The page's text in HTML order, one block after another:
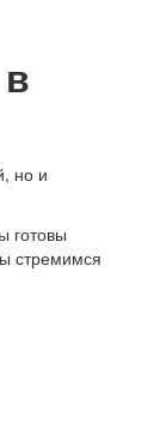
но и
готовы
стремимся